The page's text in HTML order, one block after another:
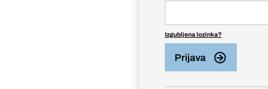
Izgubljena lozinka?
Prijava